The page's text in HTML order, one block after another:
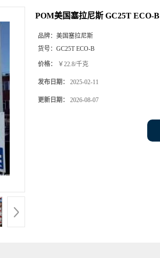
POM美国塞拉尼斯 GC25T ECO-B
品牌： 美国塞拉尼斯
货号： GC25T ECO-B
价格： ￥22.8/千克
发布日期： 2025-02-11
更新日期： 2026-08-07